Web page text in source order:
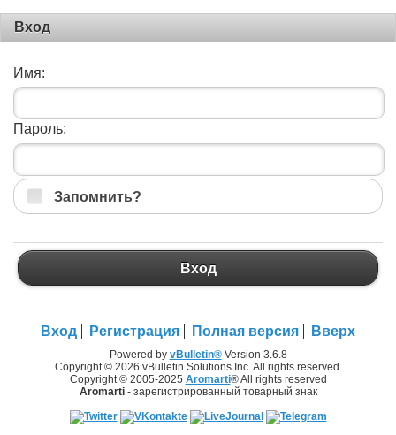
Вход
Имя:
Пароль:
Запомнить?
Вход
Вход Регистрация Полная версия Вверх
Powered by vBulletin®Version 3.6.8
Copyright © 2026 vBulletin Solutions Inc. All rights reserved.
Copyright © 2005-2025 Aromarti® All rights reserved
Aromarti- зарегистрированный товарный знак